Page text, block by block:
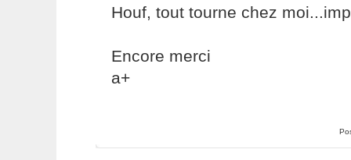
Houf, tout tourne chez
Encore merci
a+